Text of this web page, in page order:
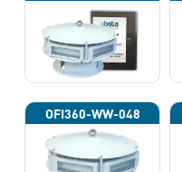
OFI360-WW-048